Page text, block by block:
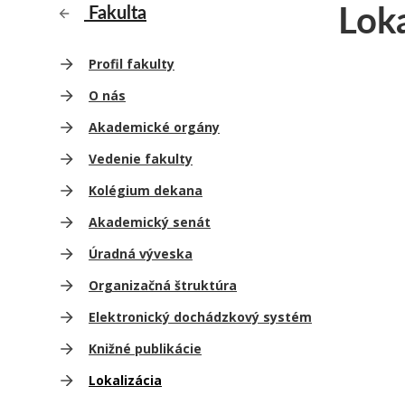
Fakulta
Profil fakulty
O nás
Akademické orgány
Vedenie fakulty
Kolégium dekana
Akademický senát
Úradná výveska
Organizačná štruktúra
Elektronický dochádzkový systém
Knižné publikácie
Lokalizácia